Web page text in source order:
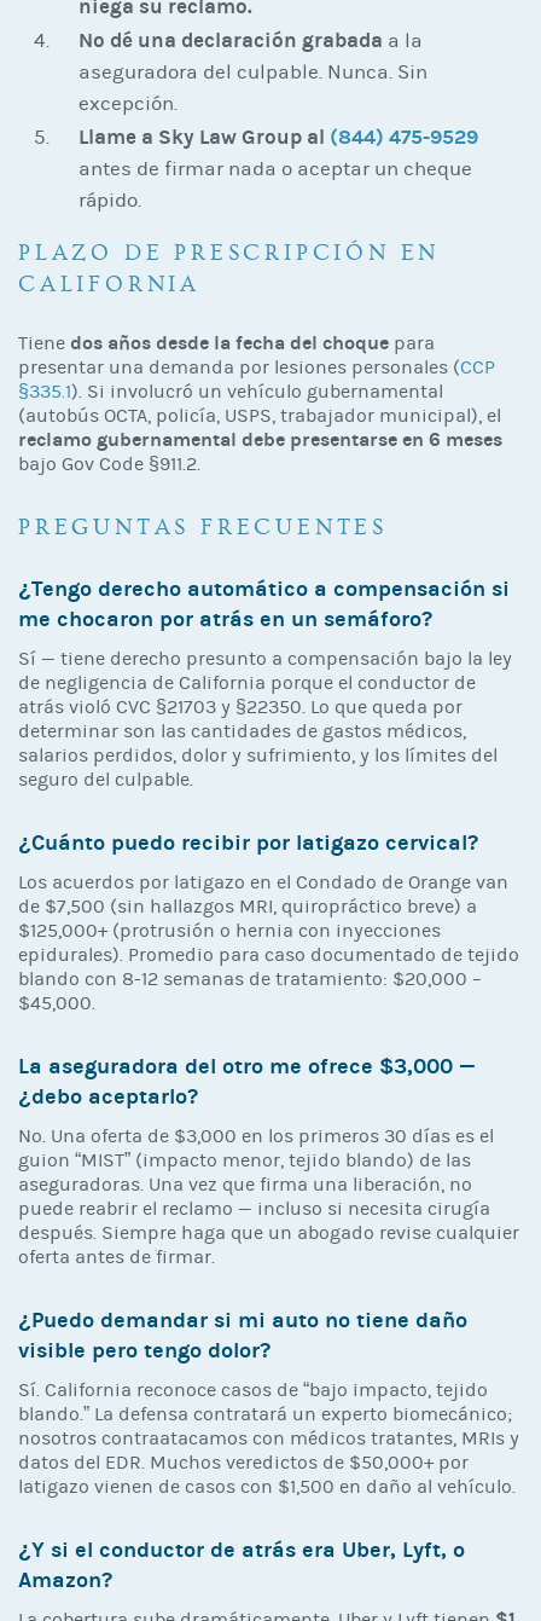
niega su reclamo.
No dé una declaración grabada a la
aseguradora del culpable. Nunca. Sin
excepción.
Llame a Sky Law Group al (844) 475-9529
antes de firmar nada o aceptar un cheque
rápido.
PLAZO DE PRESCRIPCIÓN EN
CALIFORNIA
Tiene dos años desde la fecha del choque para
presentar una demanda por lesiones personales (CCP
§335.1). Si involucró un vehículo gubernamental
(autobús OCTA, policía, USPS, trabajador municipal), el
reclamo gubernamental debe presentarse en 6 meses
bajo Gov Code §911.2.
PREGUNTAS FRECUENTES
¿Tengo derecho automático a compensación si
me chocaron por atrás en un semáforo?
Sí — tiene derecho presunto a compensación bajo la ley
de negligencia de California porque el conductor de
atrás violó CVC §21703 y §22350. Lo que queda por
determinar son las cantidades de gastos médicos,
salarios perdidos, dolor y sufrimiento, y los límites del
seguro del culpable.
¿Cuánto puedo recibir por latigazo cervical?
Los acuerdos por latigazo en el Condado de Orange van
de $7,500 (sin hallazgos MRI, quiropráctico breve) a
$125,000+ (protrusión o hernia con inyecciones
epidurales). Promedio para caso documentado de tejido
blando con 8-12 semanas de tratamiento: $20,000 –
$45,000.
La aseguradora del otro me ofrece $3,000 —
¿debo aceptarlo?
No. Una oferta de $3,000 en los primeros 30 días es el
guion “MIST” (impacto menor, tejido blando) de las
aseguradoras. Una vez que firma una liberación, no
puede reabrir el reclamo — incluso si necesita cirugía
después. Siempre haga que un abogado revise cualquier
oferta antes de firmar.
¿Puedo demandar si mi auto no tiene daño
visible pero tengo dolor?
Sí. California reconoce casos de “bajo impacto, tejido
blando.” La defensa contratará un experto biomecánico;
nosotros contraatacamos con médicos tratantes, MRIs y
datos del EDR. Muchos veredictos de $50,000+ por
latigazo vienen de casos con $1,500 en daño al vehículo.
¿Y si el conductor de atrás era Uber, Lyft, o
Amazon?